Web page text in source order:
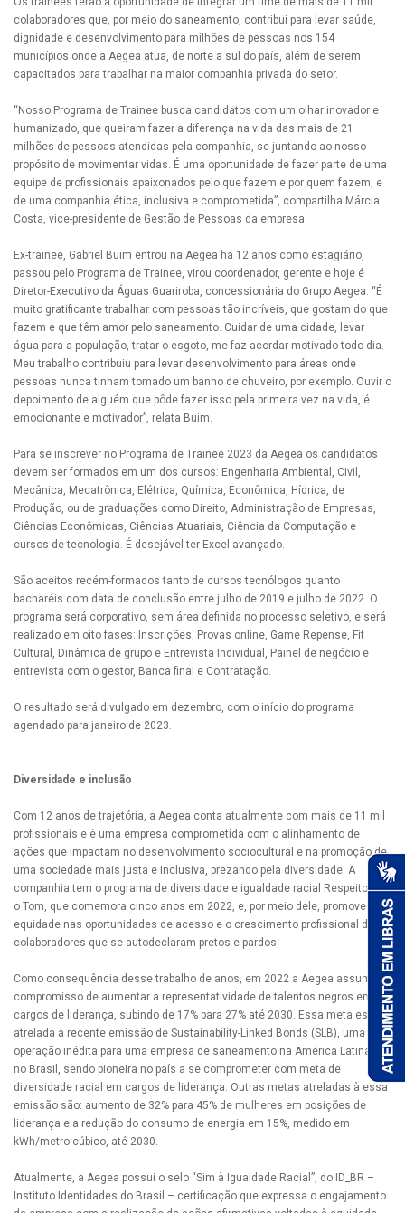
colaboradores que, por meio do saneamento, contribui para levar saúde,
dignidade e desenvolvimento para milhões de pessoas nos 154
municípios onde a Aegea atua, de norte a sul do país, além de serem
capacitados para trabalhar na maior companhia privada do setor.
“Nosso Programa de Trainee busca candidatos com um olhar inovador e
humanizado, que queiram fazer a diferença na vida das mais de 21
milhões de pessoas atendidas pela companhia, se juntando ao nosso
propósito de movimentar vidas. É uma oportunidade de fazer parte de uma
equipe de profissionais apaixonados pelo que fazem e por quem fazem, e
de uma companhia ética, inclusiva e comprometida”, compartilha Márcia
Costa, vice-presidente de Gestão de Pessoas​ da empresa.
Ex-trainee, Gabriel Buim entrou na Aegea há 12 anos como estagiário,
passou pelo Programa de Trainee, virou coordenador, gerente e hoje é
Diretor-Executivo da Águas Guariroba, concessionária do Grupo Aegea. “É
muito gratificante trabalhar com pessoas tão incríveis, que gostam do que
fazem e que têm amor pelo saneamento. Cuidar de uma cidade, levar
água para a população, tratar o esgoto, me faz acordar motivado todo dia.
Meu trabalho contribuiu para levar desenvolvimento para áreas onde
pessoas nunca tinham tomado um banho de chuveiro, por exemplo. Ouvir o
depoimento de alguém que pôde fazer isso pela primeira vez na vida, é
emocionante e motivador”, relata Buim.
Para se inscrever no Programa de Trainee 2023 da Aegea os candidatos
devem ser formados em um dos cursos: Engenharia Ambiental, Civil,
Mecânica, Mecatrônica, Elétrica, Química, Econômica, Hídrica, de
Produção, ou de graduações como Direito, Administração de Empresas,
Ciências Econômicas, Ciências Atuariais, Ciência da Computação e
cursos de tecnologia. É desejável ter Excel avançado.
São aceitos recém-formados tanto de cursos tecnólogos quanto
bacharéis com data de conclusão entre julho de 2019 e julho de 2022. O
programa será corporativo, sem área definida no processo seletivo, e será
realizado em oito fases: Inscrições, Provas online, Game Repense, Fit
Cultural, Dinâmica de grupo e Entrevista Individual, Painel de negócio e
entrevista com o gestor, Banca final e Contratação.
O resultado será divulgado em dezembro, com o início do programa
agendado para janeiro de 2023.
Diversidade e inclusão
Com 12 anos de trajetória, a Aegea conta atualmente com mais de 11 mil
profissionais e é uma empresa comprometida com o alinhamento de
ações que impactam no desenvolvimento sociocultural e na promoção de
uma sociedade mais justa e inclusiva, prezando pela diversidade. A
companhia tem o programa de diversidade e igualdade racial Respeito Dá
o Tom, que comemora cinco anos em 2022, e, por meio dele, promove a
equidade nas oportunidades de acesso e o crescimento profissional dos
colaboradores que se autodeclaram pretos e pardos.
Como consequência desse trabalho de anos, em 2022 a Aegea assumiu o
compromisso de aumentar a representatividade de talentos negros em
cargos de liderança, subindo de 17% para 27% até 2030. Essa meta está
atrelada à recente emissão de Sustainability-Linked Bonds (SLB), uma
operação inédita para uma empresa de saneamento na América Latina e
no Brasil, sendo pioneira no país a se comprometer com meta de
diversidade racial em cargos de liderança. Outras metas atreladas à essa
emissão são: aumento de 32% para 45% de mulheres em posições de
liderança e a redução do consumo de energia em 15%, medido em
kWh/metro cúbico, até 2030.
Atualmente, a Aegea possui o selo “Sim à Igualdade Racial”, do ID_BR –
Instituto Identidades do Brasil – certificação que expressa o engajamento